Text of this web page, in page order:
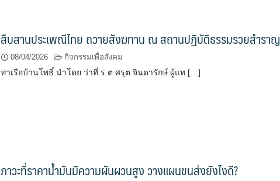
สืบสานประเพณีไทย ถวายสังฆทาน ณ สถานปฏิบัติธรรมรวยสำราญ
08/04/2026 กิจกรรมเพื่อสังคม
ท่าเรือบ้านโพธิ์ นำโดย ว่าที่ ร.ต.ศรุต จินดารักษ์ ผู้แท […]
ภาวะที่ราคาน้ำมันมีความผันผวนสูง วางแผนขนส่งยังไงดี?